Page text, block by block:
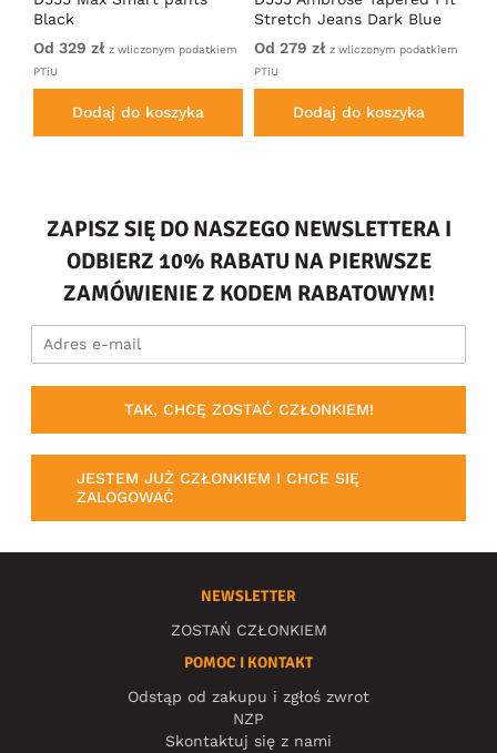
Black
Od 329 zł z wliczonym podatkiem
PTiU
Dodaj do koszyka
Stretch Jeans Dark Blue
Od 279 zł z wliczonym podatkiem
PTiU
Dodaj do koszyka
ZAPISZ SIĘ DO NASZEGO NEWSLETTERA I
ODBIERZ 10% RABATU NA PIERWSZE
ZAMÓWIENIE Z KODEM RABATOWYM!
TAK, CHCĘ ZOSTAĆ CZŁONKIEM!
JESTEM JUŻ CZŁONKIEM I CHCE SIĘ
ZALOGOWAĆ
NEWSLETTER
ZOSTAŃ CZŁONKIEM
POMOC I KONTAKT
Odstąp od zakupu i zgłoś zwrot
NZP
Skontaktuj się z nami